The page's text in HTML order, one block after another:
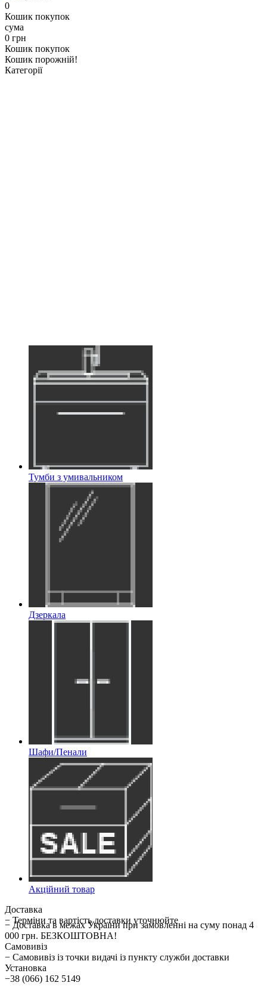
0
Кошик покупок
сума
0 грн
Кошик покупок
Кошик порожній!
Категорії
Тумби з умивальником
Дзеркала
Шафи/Пенали
Акційний товар
Доставка
− Терміни та вартість доставки уточнюйте
− Доставка в межах України при замовленні на суму понад 4
000 грн. БЕЗКОШТОВНА!
Самовивіз
− Самовивіз із точки видачі із пункту служби доставки
Установка
−38 (066) 162 5149